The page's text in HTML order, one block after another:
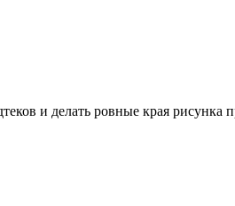
и делать ровные края